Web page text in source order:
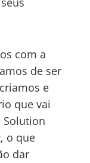
com a
de ser
e
que vai
Solution
o que
dar